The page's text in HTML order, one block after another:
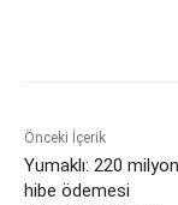
Önceki İçerik
Yumaklı: 220
hibe ödemesi